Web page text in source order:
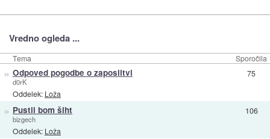
Vredno ogleda ...
Tema Sporočila
» Odpoved pogodbe o zaposlitvi
d0rK
Oddelek: Loža
75
» Pustil bom šiht
bizgech
Oddelek: Loža
106